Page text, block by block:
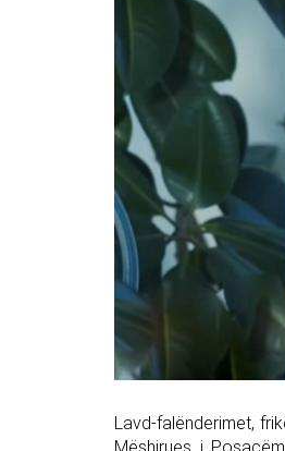
Lavd-falënderimet,